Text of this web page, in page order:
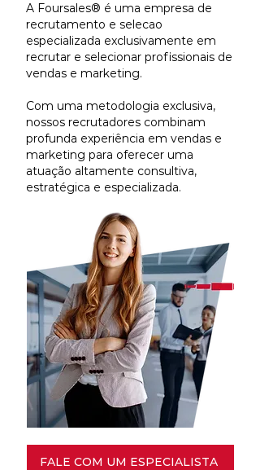
A Foursales® é uma empresa de
recrutamento e selecao
especializada exclusivamente em
recrutar e selecionar profissionais de
vendas e marketing.
Com uma metodologia exclusiva,
nossos recrutadores combinam
profunda experiência em vendas e
marketing para oferecer uma
atuação altamente consultiva,
estratégica e especializada.
FALE COM UM ESPECIALISTA